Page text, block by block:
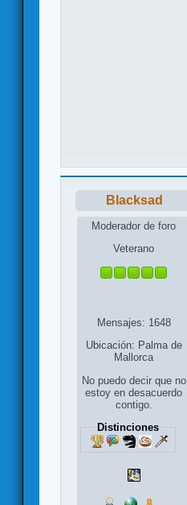
Blacksad
Moderador de foro
Veterano
Mensajes: 1648
Ubicación: Palma de
Mallorca
No puedo decir que no
estoy en desacuerdo
contigo.
Distinciones